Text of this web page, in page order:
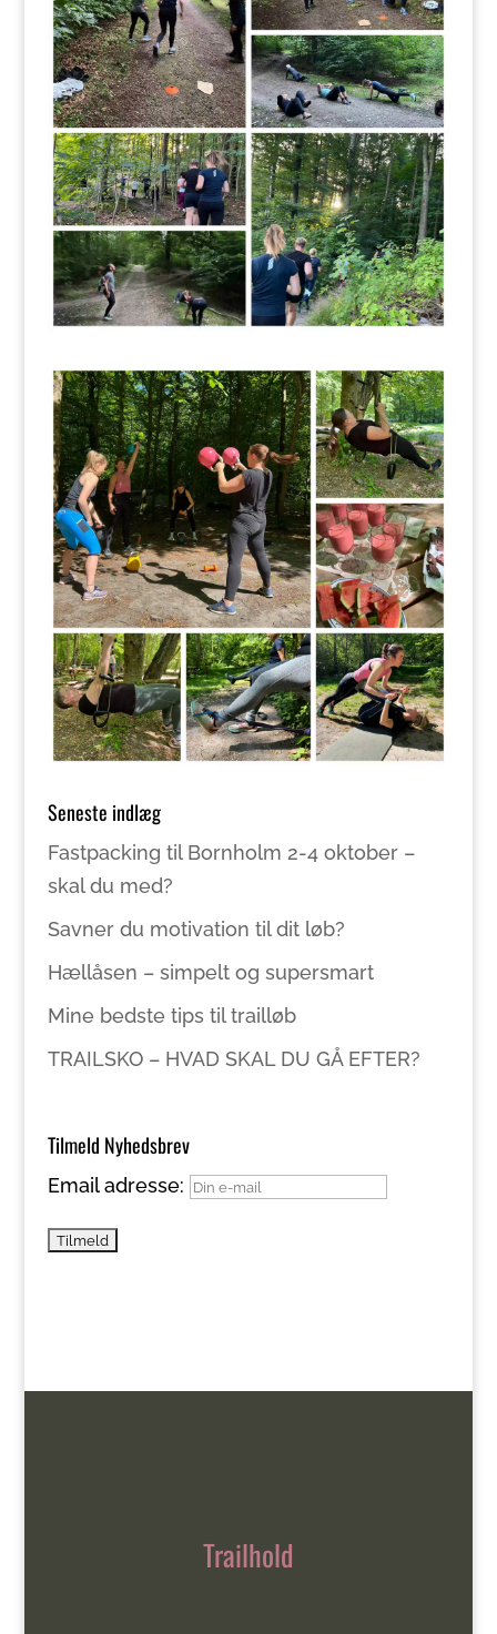
Seneste indlæg
Fastpacking til Bornholm 2-4 oktober –
skal du med?
Savner du motivation til dit løb?
Hællåsen – simpelt og supersmart
Mine bedste tips til trailløb
TRAILSKO – HVAD SKAL DU GÅ EFTER?
Tilmeld Nyhedsbrev
Email adresse:
Trailhold